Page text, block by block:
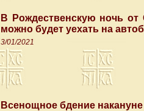
В Рождественскую ночь от
можно будет уехать на
3/01/2021
Всенощное бдение